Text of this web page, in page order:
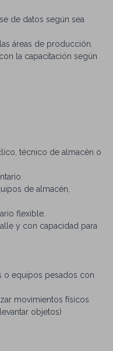
de datos según sea
áreas de producción.
la capacitación según
técnico de almacén o
de almacén,
flexible.
y con capacidad para
o equipos pesados ​​con
movimientos físicos
objetos)